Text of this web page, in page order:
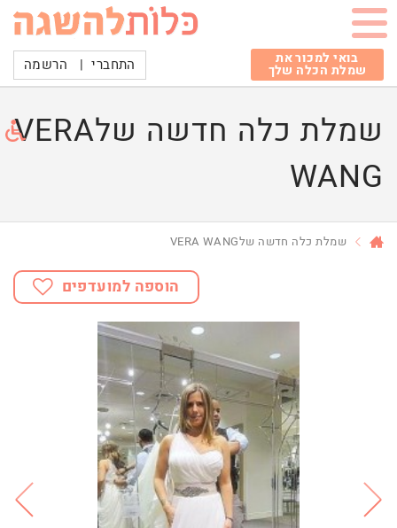
בואי למכור את
שמלת הכלה שלך התחברי | הרשמה
שמלת כלה חדשה שלVERA
WANG
שמלת כלה חדשה שלVERA WANG
הוספה למועדפים